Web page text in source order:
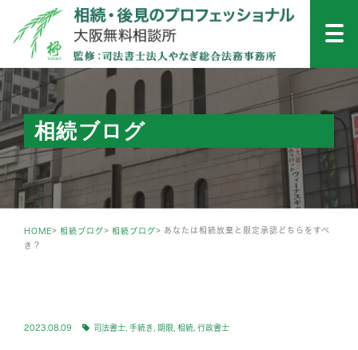
相続ブログ
HOME 相続ブログ 相続ブログ
あなたは相続放棄と限定承認どちらをすべ
き？
2023.08.09 司法書士 手続き 期限 相続 行政書士